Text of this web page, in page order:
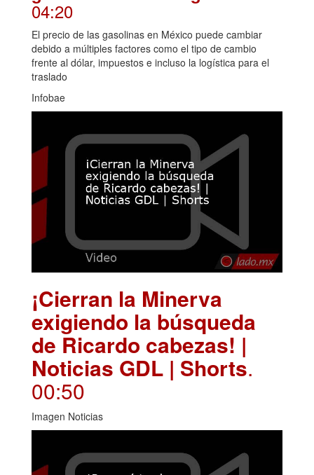
04:20
El precio de las gasolinas en México puede cambiar
debido a múltiples factores como el tipo de cambio
frente al dólar, impuestos e incluso la logística para el
traslado
Infobae
¡Cierran la Minerva
exigiendo la búsqueda
de Ricardo cabezas! |
Noticias GDL | Shorts.
00:50
Imagen Noticias